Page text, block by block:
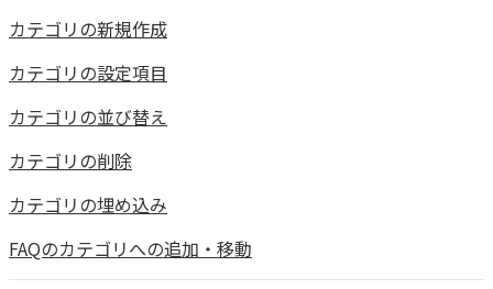
カテゴリの新規作成
カテゴリの設定項目
カテゴリの並び替え
カテゴリの削除
カテゴリの埋め込み
FAQのカテゴリへの追加・移動